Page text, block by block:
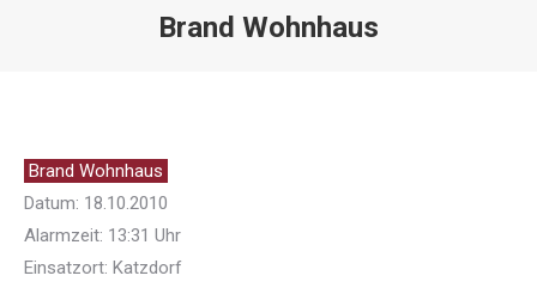
Brand Wohnhaus
Brand Wohnhaus
Datum: 18.10.2010
Alarmzeit: 13:31 Uhr
Einsatzort: Katzdorf